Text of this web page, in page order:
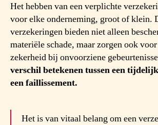
Het hebben van een verplichte
voor elke onderneming, groot of klein.
verzekeringen bieden niet alleen
materiële schade, maar zorgen ook
zekerheid bij onvoorziene
verschil betekenen tussen een
een faillissement.
Het is van vitaal belang om een